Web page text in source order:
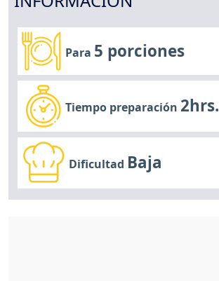
Para 5 porciones
Tiempo preparación 2hrs.
Dificultad Baja